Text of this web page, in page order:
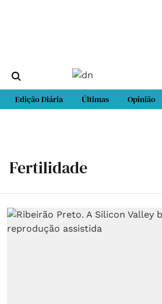
Edição Diária Últimas Opinião
Fertilidade